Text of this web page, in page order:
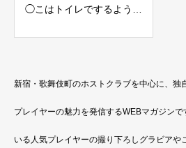
◯こはトイレでするよう
新宿・歌舞伎町のホストクラブを中心に、独
プレイヤーの魅力を発信するWEBマガジン
いる人気プレイヤーの撮り下ろしグラビアや